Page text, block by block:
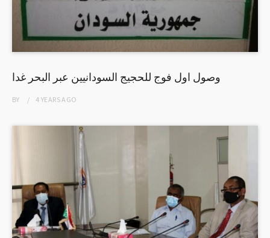
وصول اول فوج للحجيج السودانيين عبر البحر غدا
BY 4 YEARSAGO